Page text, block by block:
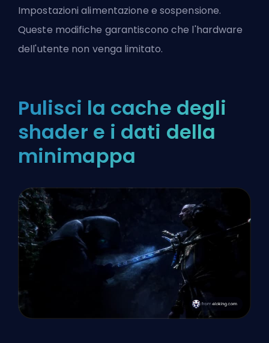
Impostazioni alimentazione e sospensione.
Queste modifiche garantiscono che l'hardware
dell'utente non venga limitato.
Pulisci la cache degli
shader e i dati della
minimappa